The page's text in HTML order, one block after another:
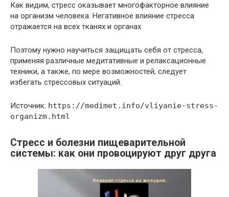
Как видим, стресс оказывает многофакторное влияние
на организм человека. Негативное влияние стресса
отражается на всех тканях и органах.
Поэтому нужно научиться защищать себя от стресса,
применяя различные медитативные и релаксационные
техники, а также, по мере возможностей, следует
избегать стрессовых ситуаций.
Источник: https://medimet.info/vliyanie-stress-
organizm.html
Стресс и болезни пищеварительной
системы: как они провоцируют друг друга